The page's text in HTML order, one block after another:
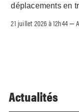
déplacements en
21 juillet 2026 à 12h44 –
Actualités